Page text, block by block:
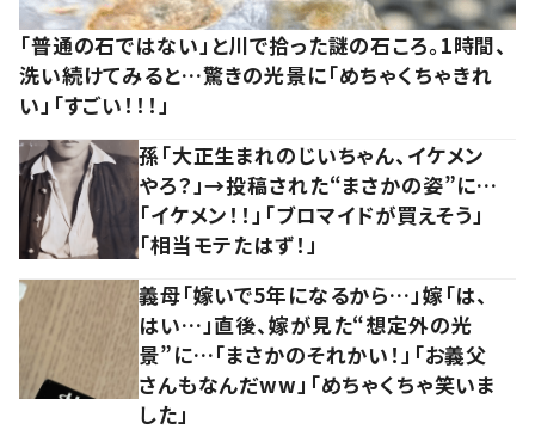
「普通の石ではない」と川で拾った謎の石ころ。1時間、
洗い続けてみると…驚きの光景に「めちゃくちゃきれ
い」「すごい！！！」
孫「大正生まれのじいちゃん、イケメン
やろ？」→投稿された“まさかの姿”に…
「イケメン！！」「ブロマイドが買えそう」
「相当モテたはず！」
義母「嫁いで5年になるから…」嫁「は、
はい…」直後、嫁が見た“想定外の光
景”に…「まさかのそれかい！」「お義父
さんもなんだww」「めちゃくちゃ笑いま
した」